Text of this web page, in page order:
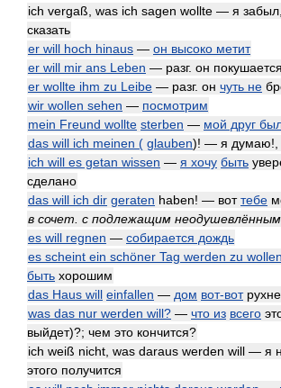
ich vergaß, was ich sagen wollte — я
сказать
er will hoch hinaus — он высоко метит
er will mir ans Leben — разг. он
er wollte ihm zu Leibe — разг. он чуть не
wir wollen sehen — посмотрим
mein Freund wollte sterben — мой друг
das will ich meinen ( glauben)! — я думаю!,
ich will es getan wissen — я хочу быть
сделано
das will ich dir geraten haben! — воттебе
в сочет. с подлежащим
es will regnen — собирается дождь
es scheint ein schöner Tag werden zu wollen
быть хорошим
das Haus will einfallen — дом вот-вот
was das nur werden will? — что из всего
выйдет)?; чем это кончится?
ich weiß nicht, was daraus werden will — я
этого получится